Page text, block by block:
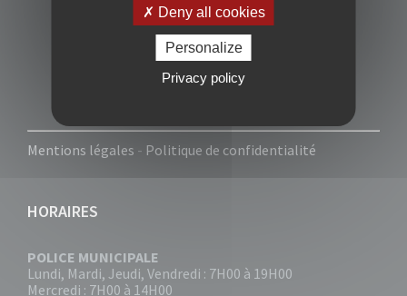
Mentions légales - Politique de confidentialité
HORAIRES
POLICE MUNICIPALE
Lundi, Mardi, Jeudi, Vendredi : 7H00 à 19H00
Mercredi : 7H00 à 14H00
Deny all cookies
Personalize
Privacy policy